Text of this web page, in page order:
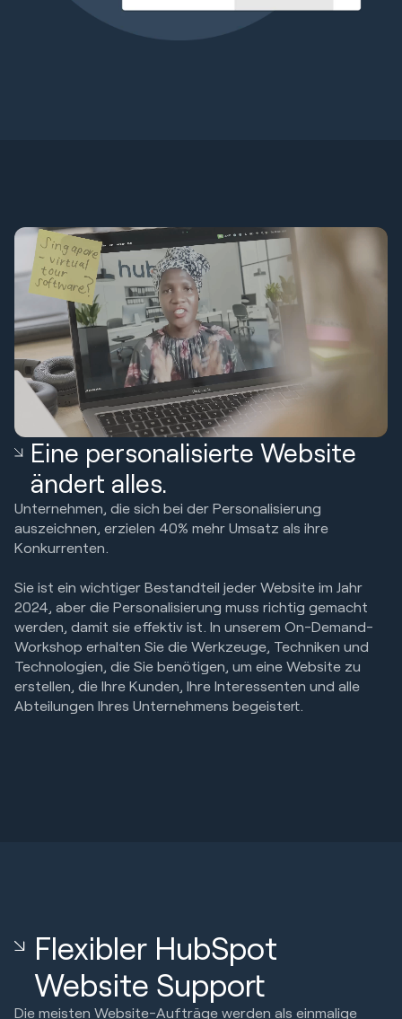
Eine personalisierte Website
ändert alles.
Unternehmen, die sich bei der Personalisierung
auszeichnen, erzielen 40% mehr Umsatz als ihre
Konkurrenten.
Sie ist ein wichtiger Bestandteil jeder Website im Jahr
2024, aber die Personalisierung muss richtig gemacht
werden, damit sie effektiv ist. In unserem On-Demand-
Workshop erhalten Sie die Werkzeuge, Techniken und
Technologien, die Sie benötigen, um eine Website zu
erstellen, die Ihre Kunden, Ihre Interessenten und alle
Abteilungen Ihres Unternehmens begeistert.
Flexibler HubSpot
Website Support
Die meisten Website-Aufträge werden als einmalige